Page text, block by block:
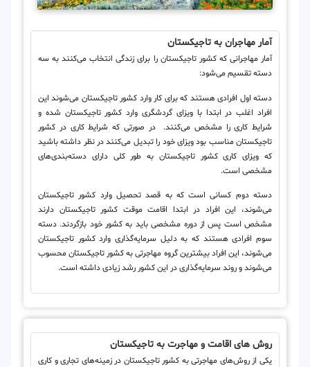
آمار مهاجران به تاجیکستان
آمار مهاجرانی که کشور تاجیکستان را برای زندگی انتخاب می‌کنند به سه
دسته تقسیم می‌شود:
دسته اول افرادی هستند که برای کار وارد کشور تاجیکستان می‌شوند این
افراد اغلب در ابتدا با ویزای گردشگری وارد کشور تاجیکستان شده و
شرایط کاری را مشخص می‌کنند. در صورتی که شرایط کاری در کشور
تاجیکستان مناسب بود ویزای خود را تبدیل می‌کنند در نظر داشته باشید
که ویزای کاری کشور تاجیکستان به طور کلی دارای دسته‌بندی‌های
مشخصی است.
دسته دوم کسانی است که به قصد تحصیل وارد کشور تاجیکستان
می‌شوند، این افراد در ابتدا اقامت موقت کشور تاجیکستان دارند
مشخص است پس از دوره مشخصی باید به کشور خود بازگردند. دسته
سوم افرادی هستند که به دلیل سرمایه‌گذاری وارد کشور تاجیکستان
می‌شوند، این افراد بیشترین گروه مهاجرتی به کشور تاجیکستان محسوب
می‌شوند و روند سرمایه‌گذاری در این کشور رشد زیادی داشته است.
روش‌ های اقامت و مهاجرت به تاجیکستان
یکی از روش‌های مهاجرتی به کشور تاجیکستان در زمینه‌های تجاری و کاری